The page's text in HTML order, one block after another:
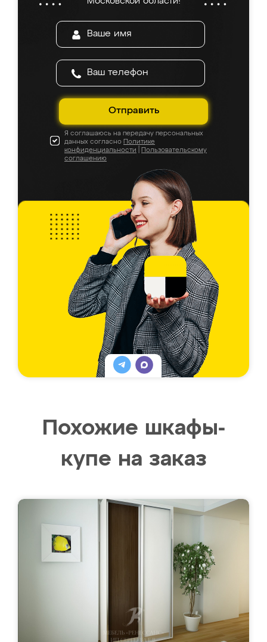
Отправить
Я соглашаюсь на передачу персональных
данных согласно Политике
конфиденциальности
Пользовательскому
соглашению
Похожие шкафы-
купе на заказ